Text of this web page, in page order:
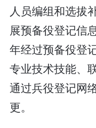
人员编组和选拔
展预备役登记信
年经过预备役登
专业技术技能、
通过兵役登记网
更。